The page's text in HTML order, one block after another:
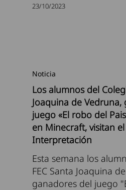
23/10/2023
Noticia
Los alumnos del
Joaquina de
juego «El robo del
en Minecraft, visitan
Interpretación
Esta semana los
FEC Santa Joaquina
ganadores del juego